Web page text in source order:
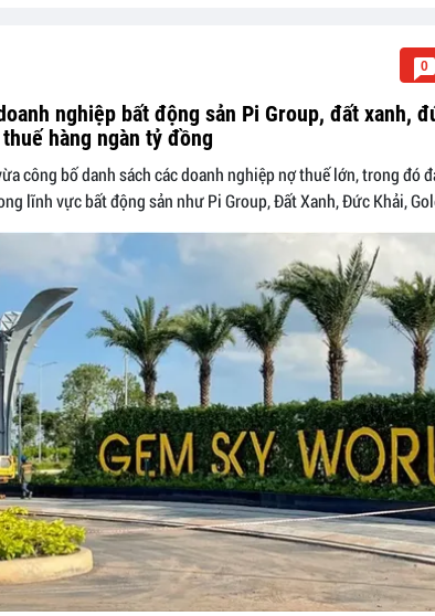
0
nghiệp bất động sản Pi Group, đất xanh,
hàng ngàn tỷ đồng
công bố danh sách các doanh nghiệp nợ thuế lớn, trong đó
lĩnh vực bất động sản như Pi Group, Đất Xanh, Đức Khải,